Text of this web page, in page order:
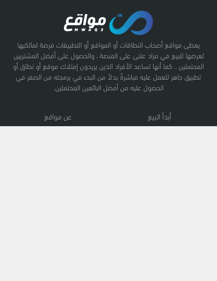
يعطى مواقع أصحاب النطاقات أو المواقع أو التطبيقات فرصة لمالكيها
لعرضها للبيع في مزاد علنى على المنصة ، والحصول على أفضل المشتريين
المحتملين .. كما أنها تساعد الأفراد الذين يريدون إمتلاك موقع أو نطاق أو
تطبيق جاهز للعمل عليه مباشرةً بدلاً من البدء في برمجته من الصفر في
الحصول عليه من أفضل البائعين المحتملين.
أبدأ البيع
عن مواقع